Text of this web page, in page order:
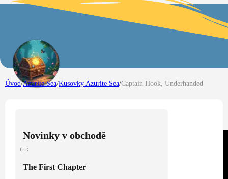
Úvod/Azurite Sea/Kusovky Azurite Sea/Captain Hook, Underhanded
Novinky v obchodě
The First Chapter